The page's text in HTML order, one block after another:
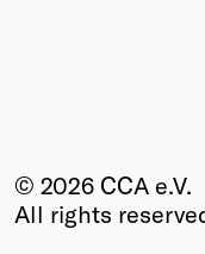
© 2026 CCA e.V.
All rights